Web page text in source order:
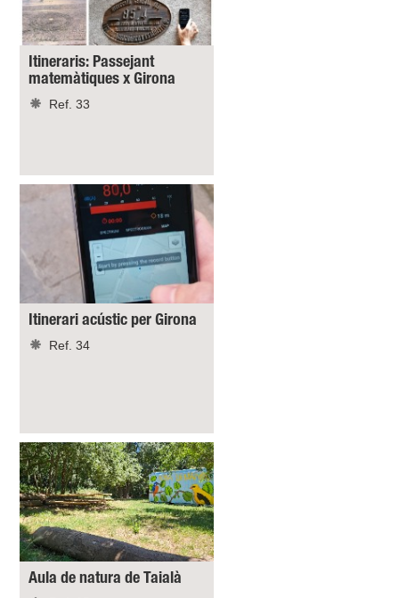
Itineraris: Passejant
matemàtiques x Girona
Ref. 33
Itinerari acústic per Girona
Ref. 34
Aula de natura de Taialà